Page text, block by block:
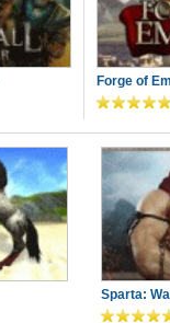
Forge of
Sparta: